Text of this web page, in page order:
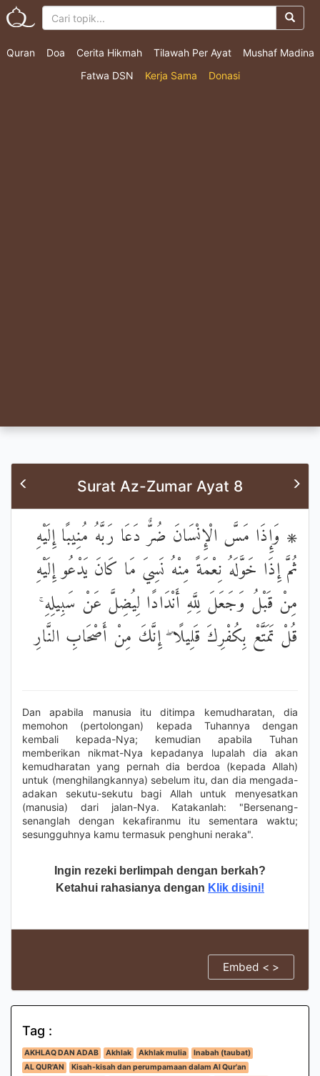
Quran Doa Cerita Hikmah Tilawah Per Ayat
Mushaf Madina
Fatwa DSN
Kerja Sama Donasi
Surat Az-Zumar Ayat 8
۞ وَإِذَا مَسَّ الْإِنْسَانَ ضُرٌّ دَعَا رَبَّهُ مُنِيبًا إِلَيْهِ
ثُمَّ إِذَا خَوَّلَهُ نِعْمَةً مِنْهُ نَسِيَ مَا كَانَ يَدْعُو إِلَيْهِ
مِنْ قَبْلُ وَجَعَلَ لِلَّهِ أَنْدَادًا لِيُضِلَّ عَنْ سَبِيلِهِ ۚ
قُلْ تَمَتَّعْ بِكُفْرِكَ قَلِيلًا ۖ إِنَّكَ مِنْ أَصْحَابِ النَّارِ
Dan apabila manusia itu ditimpa kemudharatan, dia
memohon (pertolongan) kepada Tuhannya dengan
kembali kepada-Nya; kemudian apabila Tuhan
memberikan nikmat-Nya kepadanya lupalah dia akan
kemudharatan yang pernah dia berdoa (kepada Allah)
untuk (menghilangkannya) sebelum itu, dan dia mengada-
adakan sekutu-sekutu bagi Allah untuk menyesatkan
(manusia) dari jalan-Nya. Katakanlah: "Bersenang-
senanglah dengan kekafiranmu itu sementara waktu;
sesungguhnya kamu termasuk penghuni neraka".
Ingin rezeki berlimpah dengan berkah?
Ketahui rahasianya dengan Klik disini!
Embed < >
Tag :
AKHLAQ DAN ADAB Akhlak Akhlak mulia
Inabah (taubat)
AL QUR'AN
Kisah-kisah dan perumpamaan dalam Al Qur'an